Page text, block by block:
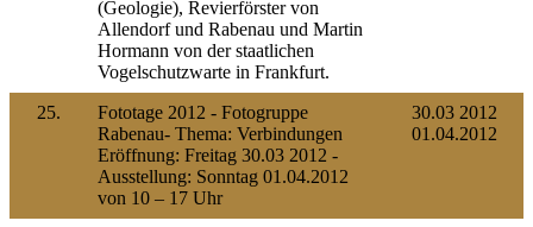
(Geologie), Revierförster von
Allendorf und Rabenau und Martin
Hormann von der staatlichen
Vogelschutzwarte in Frankfurt.
25.
Fototage 2012 - Fotogruppe
Rabenau- Thema: Verbindungen
Eröffnung: Freitag 30.03 2012 -
Ausstellung: Sonntag 01.04.2012
von 10 – 17 Uhr
30.03 2012
01.04.2012